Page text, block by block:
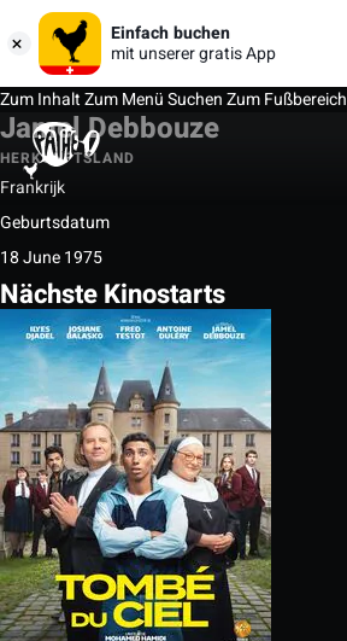
Einfach buchen
mit unserer gratis App
Zum InhaltZum MenüSuchenZum Fußbereich
Jamel Debbouze
HERKUNFTSLAND
Frankrijk
Geburtsdatum
18 June 1975
Nächste Kinostarts